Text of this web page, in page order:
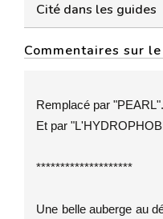
Cité dans les guides
Commentaires sur
Remplacé par "PEARL".
Et par
********************
Une belle auberge au